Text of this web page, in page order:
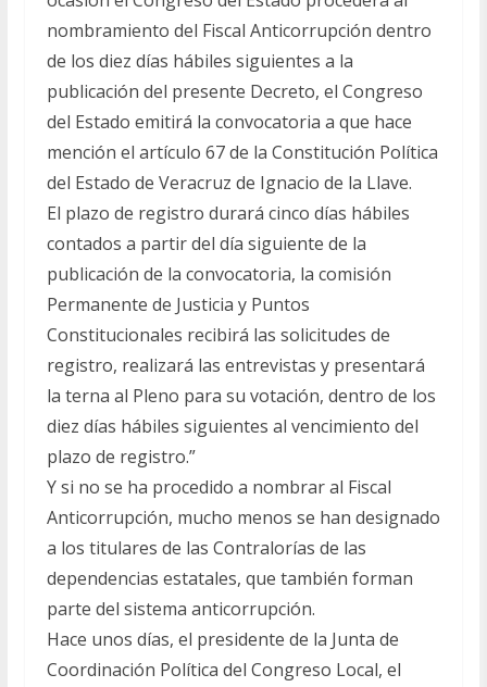
nombramiento del Fiscal Anticorrupción dentro
de los diez días hábiles siguientes a la
publicación del presente Decreto, el Congreso
del Estado emitirá la convocatoria a que hace
mención el artículo 67 de la Constitución Política
del Estado de Veracruz de Ignacio de la Llave.
El plazo de registro durará cinco días hábiles
contados a partir del día siguiente de la
publicación de la convocatoria, la comisión
Permanente de Justicia y Puntos
Constitucionales recibirá las solicitudes de
registro, realizará las entrevistas y presentará
la terna al Pleno para su votación, dentro de los
diez días hábiles siguientes al vencimiento del
plazo de registro.”
Y si no se ha procedido a nombrar al Fiscal
Anticorrupción, mucho menos se han designado
a los titulares de las Contralorías de las
dependencias estatales, que también forman
parte del sistema anticorrupción.
Hace unos días, el presidente de la Junta de
Coordinación Política del Congreso Local, el